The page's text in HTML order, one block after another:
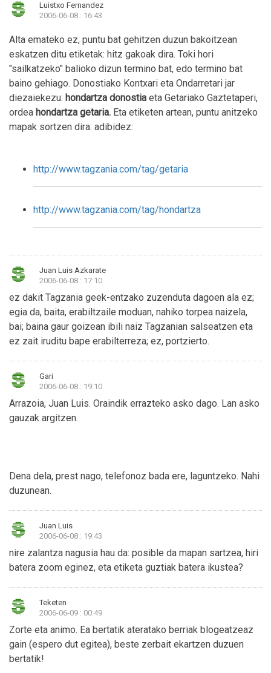
Luistxo Fernandez
2006-06-08 : 16:43
Alta emateko ez, puntu bat gehitzen duzun bakoitzean
eskatzen ditu etiketak: hitz gakoak dira. Toki hori
"sailkatzeko" balioko dizun termino bat, edo termino bat
baino gehiago. Donostiako Kontxari eta Ondarretari jar
diezaiekezu: hondartza donostia eta Getariako Gaztetaperi,
ordea hondartza getaria. Eta etiketen artean, puntu anitzeko
mapak sortzen dira: adibidez:
http://www.tagzania.com/tag/getaria
http://www.tagzania.com/tag/hondartza
Juan Luis Azkarate
2006-06-08 : 17:10
ez dakit Tagzania geek-entzako zuzenduta dagoen ala ez;
egia da, baita, erabiltzaile moduan, nahiko torpea naizela,
bai; baina gaur goizean ibili naiz Tagzanian salseatzen eta
ez zait iruditu bape erabilterreza; ez, portzierto.
Gari
2006-06-08 : 19:10
Arrazoia, Juan Luis. Oraindik errazteko asko dago. Lan asko
gauzak argitzen.
Dena dela, prest nago, telefonoz bada ere, laguntzeko. Nahi
duzunean.
Juan Luis
2006-06-08 : 19:43
nire zalantza nagusia hau da: posible da mapan sartzea, hiri
batera zoom eginez, eta etiketa guztiak batera ikustea?
Teketen
2006-06-09 : 00:49
Zorte eta animo. Ea bertatik ateratako berriak blogeatzeaz
gain (espero dut egitea), beste zerbait ekartzen duzuen
bertatik!